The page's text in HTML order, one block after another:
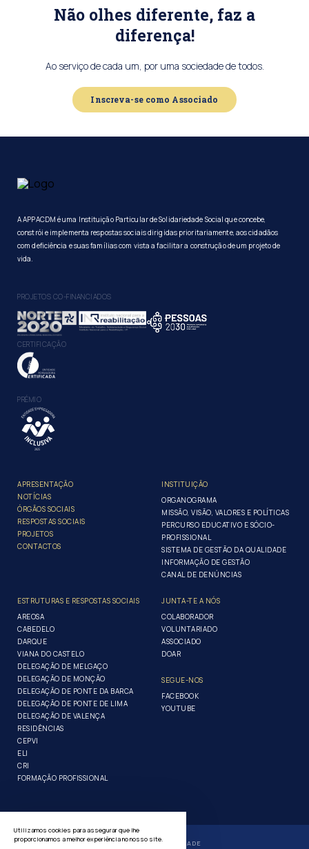
Não olhes diferente, faz a
diferença!
Ao serviço de cada um, por uma sociedade de todos.
Inscreva-se como Associado
A APPACDM é uma Instituição Particular de Solidariedade Social que concebe,
constrói e implementa respostas sociais dirigidas prioritariamente, aos cidadãos
com deficiência e suas famílias com vista a facilitar a construção de um projeto de
vida.
PROJETOS CO-FINANCIADOS
CERTIFICAÇÃO
PRÉMIO
APRESENTAÇÃO
NOTÍCIAS
ÓRGÃOS SOCIAIS
RESPOSTAS SOCIAIS
PROJETOS
CONTACTOS
INSTITUIÇÃO
ORGANOGRAMA
MISSÃO, VISÃO, VALORES E POLÍTICAS
PERCURSO EDUCATIVO E SÓCIO-
PROFISSIONAL
SISTEMA DE GESTÃO DA QUALIDADE
INFORMAÇÃO DE GESTÃO
CANAL DE DENÚNCIAS
ESTRUTURAS E RESPOSTAS SOCIAIS
AREOSA
CABEDELO
DARQUE
VIANA DO CASTELO
DELEGAÇÃO DE MELGAÇO
DELEGAÇÃO DE MONÇÃO
DELEGAÇÃO DE PONTE DA BARCA
DELEGAÇÃO DE PONTE DE LIMA
DELEGAÇÃO DE VALENÇA
RESIDÊNCIAS
CEPVI
ELI
CRI
FORMAÇÃO PROFISSIONAL
JUNTA-TE A NÓS
COLABORADOR
VOLUNTARIADO
ASSOCIADO
DOAR
SEGUE-NOS
FACEBOOK
YOUTUBE
POLÍTICA DE PRIVACIDADE
Utilizamos cookies para assegurar que lhe
proporcionamos a melhor experiência no nosso site.